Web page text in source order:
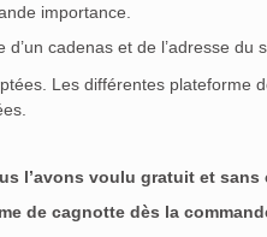
importance.
cadenas et de l’adresse du
Les différentes plateforme
l’avons voulu gratuit et
de cagnotte dès la